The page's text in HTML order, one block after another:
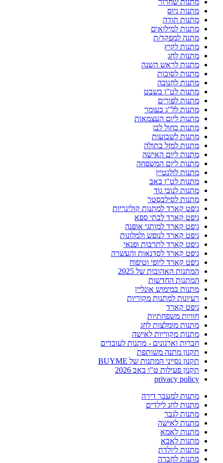
מתנות שחרור
מתנות גיוס
מתנות תודה
מתנות למילואים
מתנה למפקד/ת
מתנות לקיץ
מתנות לחג
מתנות לראש השנה
מתנות לסוכות
מתנות לחנוכה
מתנות לט"ו בשבט
מתנות לפורים
מתנות לל"ג בעומר
מתנות ליום העצמאות
מתנות כחול לבן
מתנות לשבועות
מתנות למזל בתולה
מתנות ליום האישה
מתנות ליום המשפחה
מתנות לולנטיין
מתנות לט"ו באב
מתנות לנובי גוד
מתנות לסילבסטר
גיפט קארד למתנות קולינריות
גיפט קארד לבתי ספא
גיפט קארד למותגי אופנה
גיפט קארד לנופש ולמלונות
גיפט קארד לתרבות ופנאי
גיפט קארד לסדנאות והעשרה
גיפט קארד ליופי וטיפוח
המתנות האהובות של 2025
המתנות החדשות
מתנות במימוש אונליין
רעיונות למתנות מקוריות
גיפט קארד
חוויות משפחתיות
מתנות מומלצות לחג
מתנות מקוריות לאישה
חברות וארגונים - מתנות לעובדים
תקנון מתנה משותפת
תקנון נסייני המתנות של BUYME
תקנון פעילות ט"ו באב 2026
privacy policy
מתנות למעבר דירה
מתנות לחג לילדים
מתנות לגבר
מתנות לאישה
מתנות לאמא
מתנות לאבא
מתנות ליולדת
מתנות לחברה